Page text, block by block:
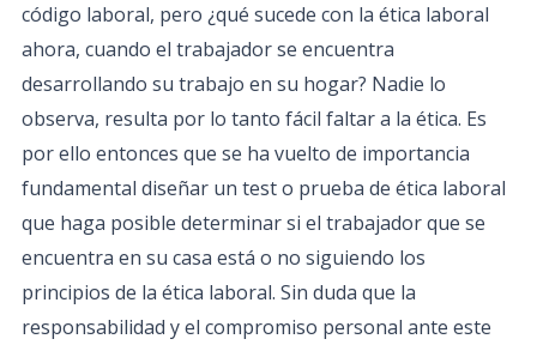
código laboral, pero ¿qué sucede con la ética laboral
ahora, cuando el trabajador se encuentra
desarrollando su trabajo en su hogar? Nadie lo
observa, resulta por lo tanto fácil faltar a la ética. Es
por ello entonces que se ha vuelto de importancia
fundamental diseñar un test o prueba de ética laboral
que haga posible determinar si el trabajador que se
encuentra en su casa está o no siguiendo los
principios de la ética laboral. Sin duda que la
responsabilidad y el compromiso personal ante este